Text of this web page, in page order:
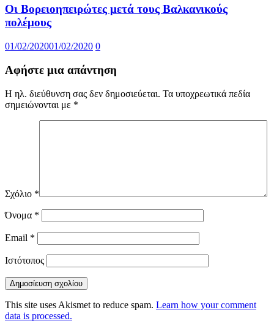
Οι Βορειοηπειρώτες μετά τους Βαλκανικούς
πολέμους
01/02/202001/02/2020 0
Αφήστε μια απάντηση
Η ηλ. διεύθυνση σας δεν δημοσιεύεται. Τα υποχρεωτικά πεδία
σημειώνονται με *
Σχόλιο *
Όνομα *
Email *
Ιστότοπος
This site uses Akismet to reduce spam. Learn how your comment
data is processed.